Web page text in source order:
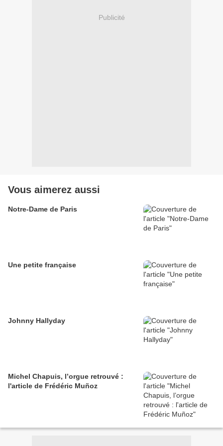
Publicité
Vous aimerez aussi
Notre-Dame de Paris
Une petite française
Johnny Hallyday
Michel Chapuis, l’orgue retrouvé :
l'article de Frédéric Muñoz